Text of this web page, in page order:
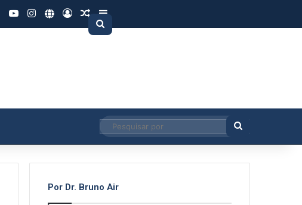
YouTubeInstagram
SiteEntrarArtigo aleatório
Barra Lateral
Pesquisar
Pesquisar
por
Por Dr. Bruno Air